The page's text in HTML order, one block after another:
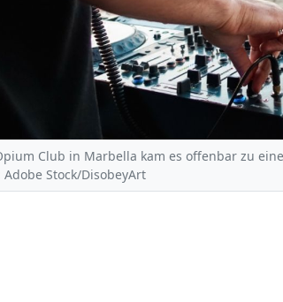
Club in Marbella kam es offenbar zu
Adobe Stock/DisobeyArt